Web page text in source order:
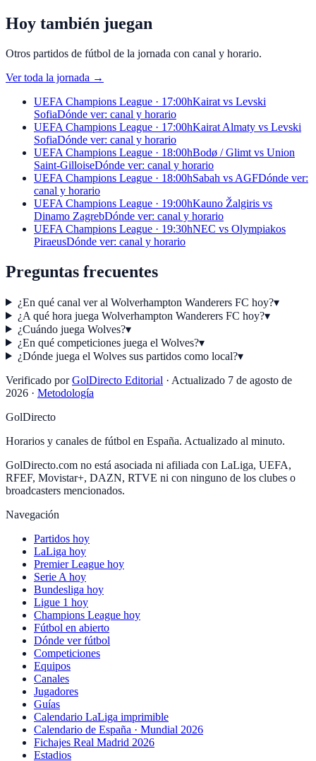
Hoy también juegan
Otros partidos de fútbol de la jornada con canal y horario.
Ver toda la jornada →
UEFA Champions League · 17:00hKairat vs Levski
SofiaDónde ver: canal y horario
UEFA Champions League · 17:00hKairat Almaty vs Levski
SofiaDónde ver: canal y horario
UEFA Champions League · 18:00hBodø / Glimt vs Union
Saint-GilloiseDónde ver: canal y horario
UEFA Champions League · 18:00hSabah vs AGFDónde ver:
canal y horario
UEFA Champions League · 19:00hKauno Žalgiris vs
Dinamo ZagrebDónde ver: canal y horario
UEFA Champions League · 19:30hNEC vs Olympiakos
PiraeusDónde ver: canal y horario
Preguntas frecuentes
¿En qué canal ver al Wolverhampton Wanderers FC hoy?▾
¿A qué hora juega Wolverhampton Wanderers FC hoy?▾
¿Cuándo juega Wolves?▾
¿En qué competiciones juega el Wolves?▾
¿Dónde juega el Wolves sus partidos como local?▾
Verificado por GolDirecto Editorial · Actualizado 7 de agosto de
2026 · Metodología
GolDirecto
Horarios y canales de fútbol en España. Actualizado al minuto.
GolDirecto.com no está asociada ni afiliada con LaLiga, UEFA,
RFEF, Movistar+, DAZN, RTVE ni con ninguno de los clubes o
broadcasters mencionados.
Navegación
Partidos hoy
LaLiga hoy
Premier League hoy
Serie A hoy
Bundesliga hoy
Ligue 1 hoy
Champions League hoy
Fútbol en abierto
Dónde ver fútbol
Competiciones
Equipos
Canales
Jugadores
Guías
Calendario LaLiga imprimible
Calendario de España · Mundial 2026
Fichajes Real Madrid 2026
Estadios